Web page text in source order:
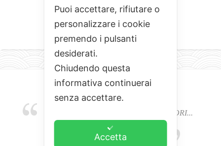
EMOZIONI, COLORI, ODORI E SAPORI...
L'ALCHIMIA DEL BUON CIBO
Puoi accettare, rifiutare o
personalizzare i cookie
premendo i pulsanti
desiderati.
Chiudendo questa
informativa continuerai
senza accettare.
Accetta